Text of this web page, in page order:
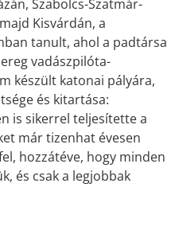
Szabolcs-Szatmár-
Kisvárdán, a
tanult, ahol a padtársa
vadászpilóta-
készült katonai pályára,
és kitartása:
is sikerrel teljesítette a
már tizenhat évesen
hozzátéve, hogy minden
és csak a legjobbak